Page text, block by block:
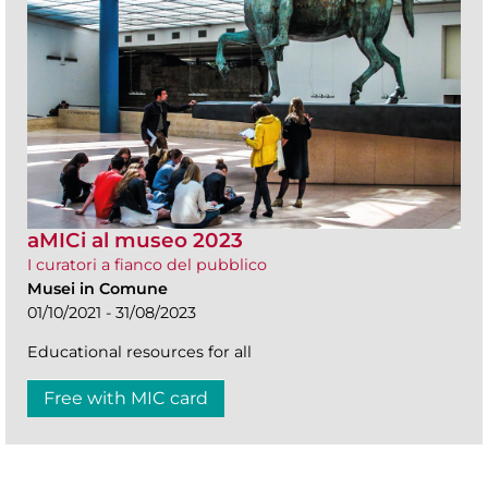
aMICi al museo 2023
I curatori a fianco del pubblico
Musei in Comune
01/10/2021 - 31/08/2023
Educational resources for all
Free with MIC card